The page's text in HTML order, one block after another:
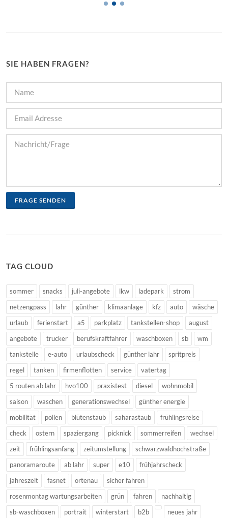
SIE HABEN FRAGEN?
FRAGE SENDEN
TAG CLOUD
sommer snacks juli-angebote lkw ladepark
strom
netzengpass
lahr günther klimaanlage kfz auto
wäsche
urlaub
ferienstart a5 parkplatz tankstellen-shop
august
angebote
trucker berufskraftfahrer waschboxen sb
wm
tankstelle
e-auto urlaubscheck günther lahr
spritpreis
regel
tanken firmenflotten service
vatertag
5 routen ab lahr
hvo100 praxistest diesel
wohnmobil
saison
waschen generationswechsel
günther energie
mobilität
pollen blütenstaub saharastaub
frühlingsreise
check
ostern spaziergang picknick sommerreifen
wechsel
zeit
frühlingsanfang zeitumstellung
schwarzwaldhochstraße
panoramaroute
ab lahr super e10
frühjahrscheck
jahreszeit
fasnet ortenau
sicher fahren
rosenmontag wartungsarbeiten
grün fahren
nachhaltig
sb-waschboxen
portrait winterstart b2b neues jahr